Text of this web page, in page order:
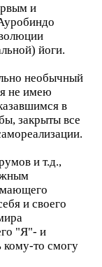
и
йоги.
необычный
не имею
в
закрыты все
и т.д.,
и своего
"Я"- и
кому-то смогу